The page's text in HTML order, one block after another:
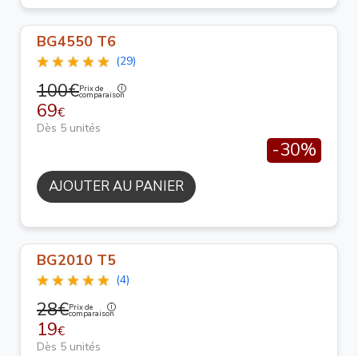
BG4550 T6
(29)
100€Prix de
comparaison
69€
Dès 5 unités
-30%
AJOUTER AU PANIER
BG2010 T5
(4)
28€Prix de
comparaison
19€
Dès 5 unités